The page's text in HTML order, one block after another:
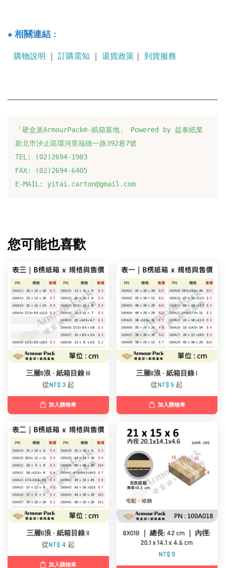
● 相關連結 ：
購物說明 訂購需知 退貨政策 到貨服務
「硬盒派ArmourPack©-紙箱基地」 Powered by 益泰紙業
新北市汐止區環河里福德一路392巷7號
TEL: (02)2694-1983
FAX: (02)2694-6405
E-MAIL: yitai.carton@gmail.com
您可能也喜歡
三層B浪 - 紙箱目錄 III
從NT$ 3 起
加入購物車
三層B浪 - 紙箱目錄 I
從NT$ 5 起
加入購物車
三層B浪 - 紙箱目錄 II
從NT$ 4 起
加入購物車
BX018 ｜ 總長: 42 cm ｜ 內徑:
20.1 x 14.1 x 4.6 cm
NT$ 5